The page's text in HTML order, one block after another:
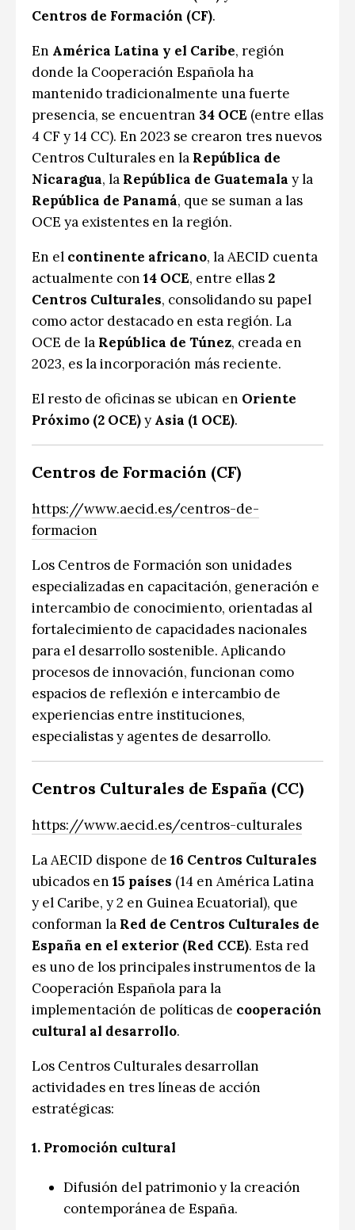
Centros de Formación (CF).
En América Latina y el Caribe, región
donde la Cooperación Española ha
mantenido tradicionalmente una fuerte
presencia, se encuentran 34 OCE (entre ellas
4 CF y 14 CC). En 2023 se crearon tres nuevos
Centros Culturales en la República de
Nicaragua, la República de Guatemala y la
República de Panamá, que se suman a las
OCE ya existentes en la región.
En el continente africano, la AECID cuenta
actualmente con 14 OCE, entre ellas 2
Centros Culturales, consolidando su papel
como actor destacado en esta región. La
OCE de la República de Túnez, creada en
2023, es la incorporación más reciente.
El resto de oficinas se ubican en Oriente
Próximo (2 OCE)y Asia (1 OCE).
Centros de Formación (CF)
https://www.aecid.es/centros-de-
formacion
Los Centros de Formación son unidades
especializadas en capacitación, generación e
intercambio de conocimiento, orientadas al
fortalecimiento de capacidades nacionales
para el desarrollo sostenible. Aplicando
procesos de innovación, funcionan como
espacios de reflexión e intercambio de
experiencias entre instituciones,
especialistas y agentes de desarrollo.
Centros Culturales de España (CC)
https://www.aecid.es/centros-culturales
La AECID dispone de 16 Centros Culturales
ubicados en 15 países (14 en América Latina
y el Caribe, y 2 en Guinea Ecuatorial), que
conforman la Red de Centros Culturales de
España en el exterior (Red CCE). Esta red
es uno de los principales instrumentos de la
Cooperación Española para la
implementación de políticas de cooperación
cultural al desarrollo.
Los Centros Culturales desarrollan
actividades en tres líneas de acción
estratégicas:
1. Promoción cultural
Difusión del patrimonio y la creación
contemporánea de España.